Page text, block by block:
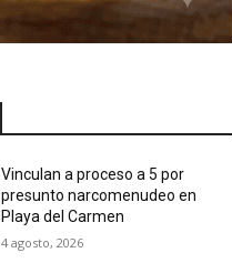
Vinculan a proceso a 5 por
presunto narcomenudeo en
Playa del Carmen
4 agosto, 2026